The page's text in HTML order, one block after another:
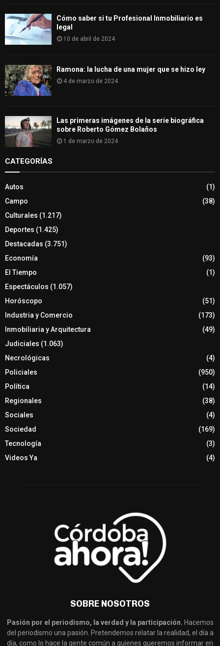
Cómo saber si tu Profesional Inmobiliario es
legal
10 de abril de 2024
Ramona: la lucha de una mujer que se hizo ley
4 de marzo de 2024
Las primeras imágenes de la serie biográfica
sobre Roberto Gómez Bolaños
1 de marzo de 2024
CATEGORÍAS
Autos
(1)
Campo
(38)
Culturales (1.217)
Deportes (1.425)
Destacadas (3.751)
Economía
(93)
El Tiempo
(1)
Espectáculos (1.057)
Horóscopo
(51)
Industria y Comercio
(173)
Inmobiliaria y Arquitectura
(49)
Judiciales (1.063)
Necrológicas
(4)
Policiales
(950)
Política
(14)
Regionales
(38)
Sociales
(4)
Sociedad
(169)
Tecnología
(3)
Videos Ya
(4)
SOBRE NOSOTROS
Pasión por el periodismo, la verdad y la participación. Hacemos
del periodismo una pasión. Pretendemos relatar la realidad, el día a
día, como lo hace la gente común a quienes queremos informar en